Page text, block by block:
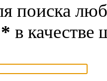
поиска
* в качестве